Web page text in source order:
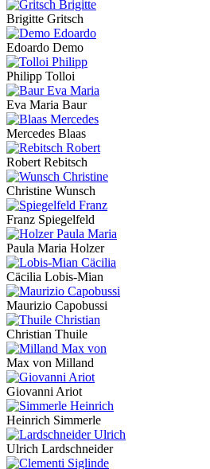
Brigitte Gritsch
Edoardo Demo
Philipp Tolloi
Eva Maria Baur
Mercedes Blaas
Robert Rebitsch
Christine Wunsch
Franz Spiegelfeld
Paula Maria Holzer
Cäcilia Lobis-Mian
Maurizio Capobussi
Christian Thuile
Max von Milland
Giovanni Ariot
Heinrich Simmerle
Ulrich Lardschneider